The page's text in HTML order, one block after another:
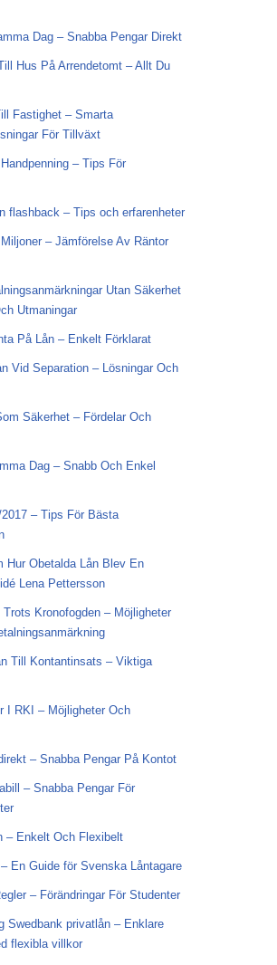
Dag – Snabba Pengar Direkt
Hus På Arrendetomt – Allt Du
Fastighet – Smarta
För Tillväxt
– Tips För
flashback – Tips och erfarenheter
– Jämförelse Av Räntor
Utan Säkerhet
Utmaningar
På Lån – Enkelt Förklarat
Vid Separation – Lösningar Och
Säkerhet – Fördelar Och
Dag – Snabb Och Enkel
– Tips För Bästa
Hur Obetalda Lån Blev En
Lena Pettersson
Kronofogden – Möjligheter
Till Kontantinsats – Viktiga
I RKI – Möjligheter Och
– Snabba Pengar På Kontot
– Snabba Pengar För
– Enkelt Och Flexibelt
En Guide för Svenska Låntagare
– Förändringar För Studenter
Swedbank privatlån – Enklare
flexibla villkor